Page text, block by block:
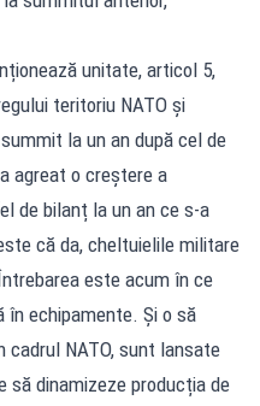
unitate, articol 5,
teritoriu NATO și
la un an după cel de
agreat o creștere a
de bilanț la un an ce s-a
că da, cheltuielile militare
este acum în ce
echipamente. Și o să
NATO, sunt lansate
dinamizeze producția de